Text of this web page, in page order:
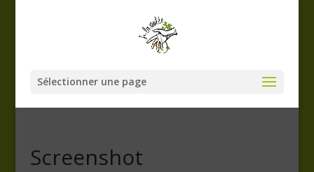
Sélectionner une page
Screenshot